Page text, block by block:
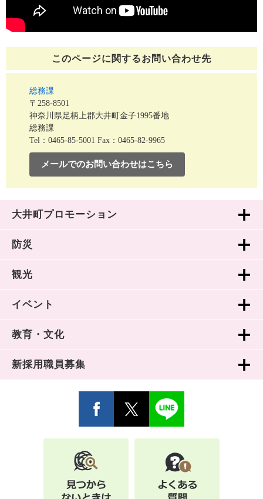
大井町プロモーション
防災
観光
イベント
教育・文化
新採用職員募集
このページに関するお問い合わせ先
総務課
〒258-8501
神奈川県足柄上郡大井町金子1995番地
総務課
Tel：0465-85-5001 Fax：0465-82-9965
メールでのお問い合わせはこちら